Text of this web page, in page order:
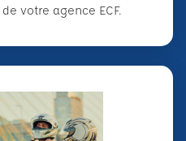
votre agence ECF.